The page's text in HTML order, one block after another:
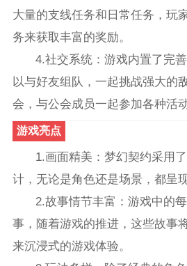
大量的支线任务和日常任务，玩
务来获取丰富的奖励。
4.社交系统：游戏内置了完
以与好友组队，一起挑战强大的
会，与公会成员一起参加各种活动
游戏亮点
1.画面精美：梦幻契约采用
计，无论是角色还是场景，都呈
2.故事情节丰富：游戏中的
事，随着游戏的推进，这些故事
来沉浸式的游戏体验。